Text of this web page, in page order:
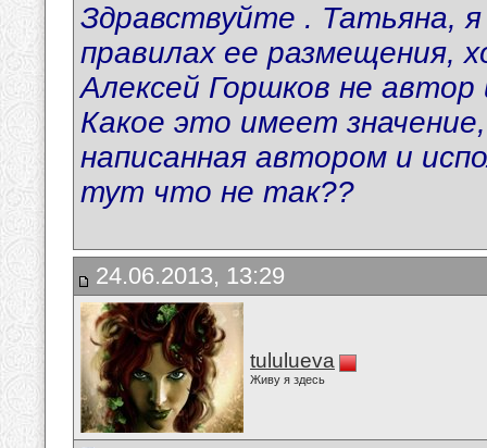
Здравствуйте . Татьяна,
правилах ее размещения,
Алексей Горшков не автор
Какое это имеет
написанная автором и
тут что не так??
24.06.2013, 13:29
tululueva
Живу я здесь